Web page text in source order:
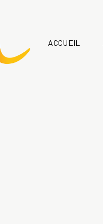
ACCUEIL